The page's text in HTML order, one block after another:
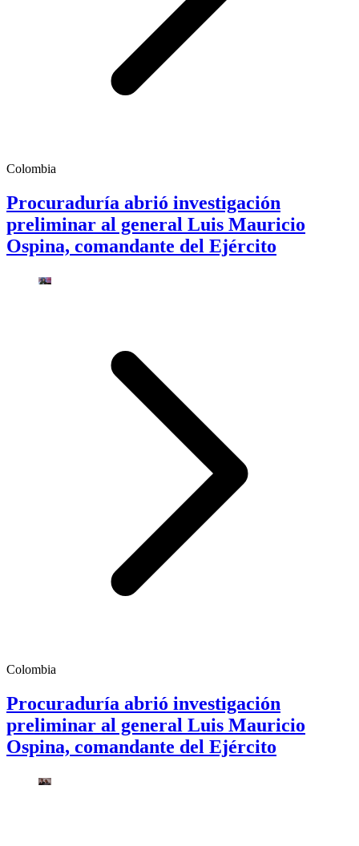
Colombia
Procuraduría abrió investigación
preliminar al general Luis Mauricio
Ospina, comandante del Ejército
Colombia
Procuraduría abrió investigación
preliminar al general Luis Mauricio
Ospina, comandante del Ejército